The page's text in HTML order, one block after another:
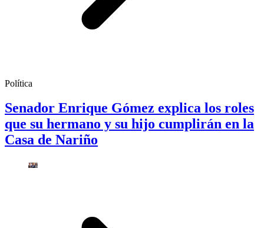
Política
Senador Enrique Gómez explica los roles
que su hermano y su hijo cumplirán en la
Casa de Nariño